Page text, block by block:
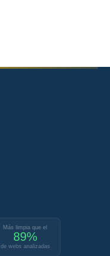
Más limpia que el
89%
de webs analizadas